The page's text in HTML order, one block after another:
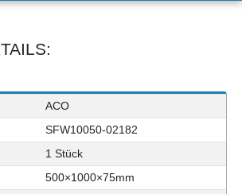
ACO
SFW10050-02182
1 Stück
500×1000×75mm